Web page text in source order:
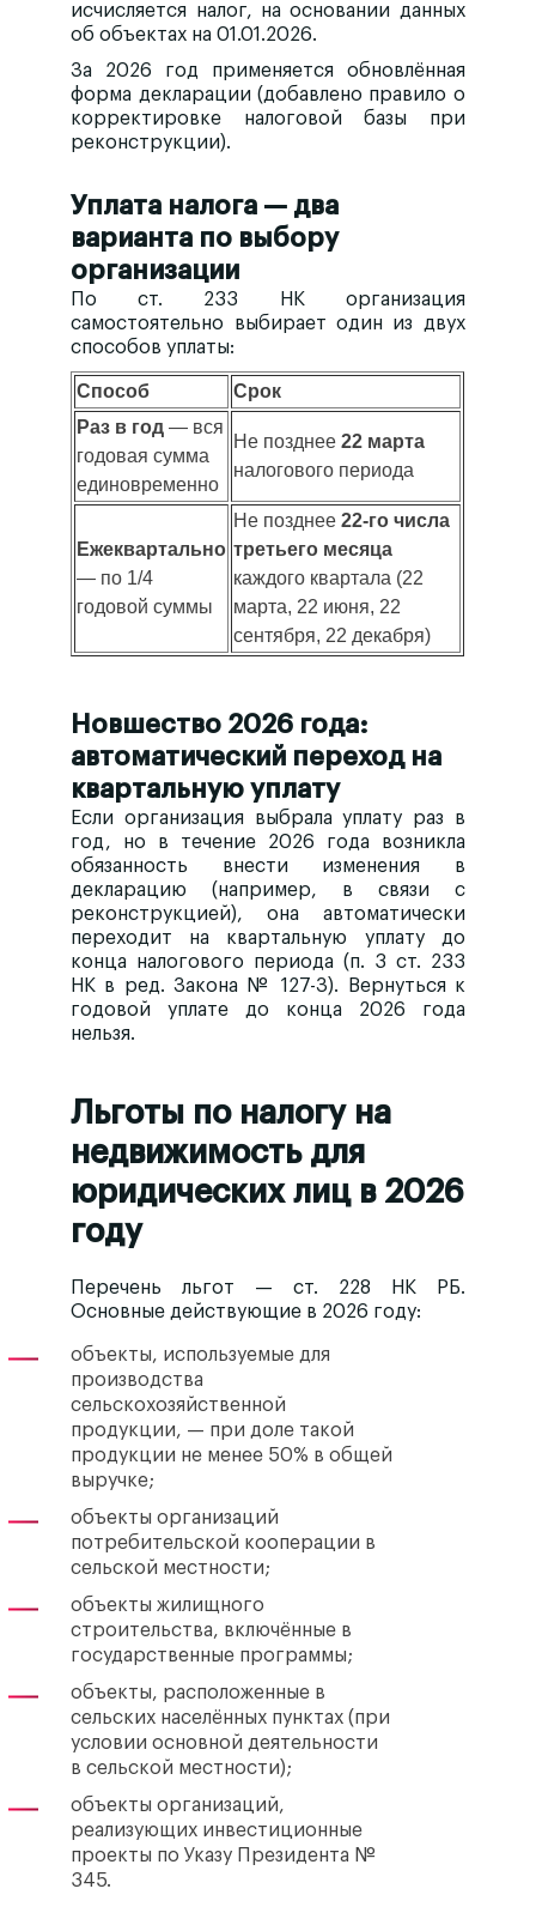
исчисляется налог, на основании данных
об объектах на 01.01.2026.
За 2026 год применяется обновлённая
форма декларации (добавлено правило о
корректировке налоговой базы при
реконструкции).
Уплата налога — два
варианта по выбору
организации
По ст. 233 НК организация
самостоятельно выбирает один из двух
способов уплаты:
Способ
Срок
Раз в год — вся
годовая сумма
единовременно
Не позднее22 марта
налогового периода
Ежеквартально
— по 1/4
годовой суммы
Не позднее22-го числа
третьего месяца
каждого квартала (22
марта, 22 июня, 22
сентября, 22 декабря)
Новшество 2026 года:
автоматический переход на
квартальную уплату
Если организация выбрала уплату раз в
год , но в течение 2026 года возникла
обязанность внести изменения в
декларацию (например, в связи с
реконструкцией), она автоматически
переходит на квартальную уплатудо
конца налогового периода (п. 3 ст. 233
НК в ред. Закона № 127-З). Вернуться к
годовой уплате до конца 2026 года
нельзя.
Льготы по налогу на
недвижимость для
юридических лиц в 2026
году
Перечень льгот — ст. 228 НК РБ.
Основные действующие в 2026 году:
объекты, используемые для
производства
сельскохозяйственной
продукции, — при доле такой
продукции не менее 50% в общей
выручке;
объекты организаций
потребительской кооперации в
сельской местности;
объекты жилищного
строительства, включённые в
государственные программы;
объекты, расположенные в
сельских населённых пунктах (при
условии основной деятельности
в сельской местности);
объекты организаций,
реализующих инвестиционные
проекты по Указу Президента №
345.